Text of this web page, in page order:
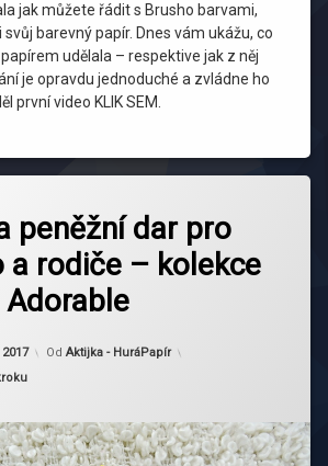
jak můžete řádit s Brusho barvami,
barevný papír. Dnes vám ukážu, co
udělala – respektive jak z něj
je opravdu jednoduché a zvládne ho
první video KLIK SEM.
peněžní dar pro
a rodiče – kolekce
Aktualizováno 9 září, 2017
Od Aktijka - HuráPapír